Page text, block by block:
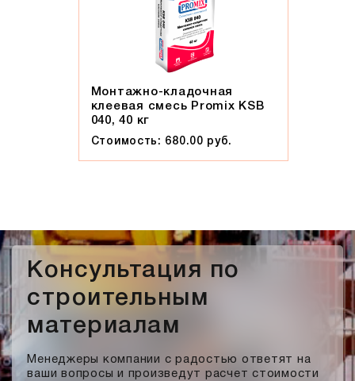
Монтажно-кладочная
клеевая смесь Promix КSB
040, 40 кг
Стоимость: 680.00 руб.
Консультация по
строительным
материалам
Менеджеры компании с радостью ответят на
ваши вопросы и произведут расчет стоимости